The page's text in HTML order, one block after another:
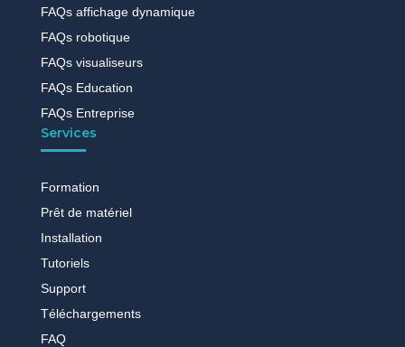
FAQs affichage dynamique
FAQs robotique
FAQs visualiseurs
FAQs Education
FAQs Entreprise
Services
Formation
Prêt de matériel
Installation
Tutoriels
Support
Téléchargements
FAQ